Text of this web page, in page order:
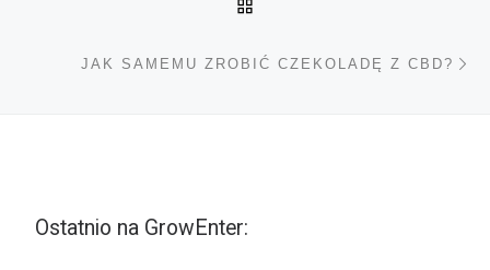
JAK SAMEMU ZROBIĆ CZEKOLADĘ Z CBD?
Ostatnio na GrowEnter: